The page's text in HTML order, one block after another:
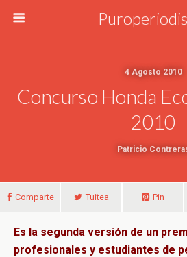
4 Agosto 2010
Concurso Honda
2010
Patricio
Comparte Tuitea Pin
Es la segunda versión de un
profesionales y estudiantes de